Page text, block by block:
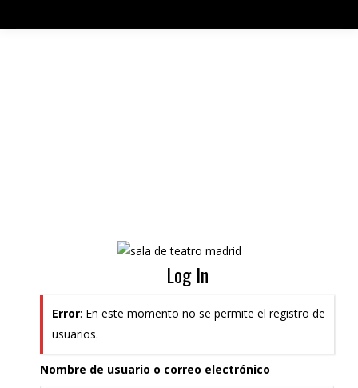
Log In
Error: En este momento no se permite el registro de
usuarios.
Nombre de usuario o correo electrónico